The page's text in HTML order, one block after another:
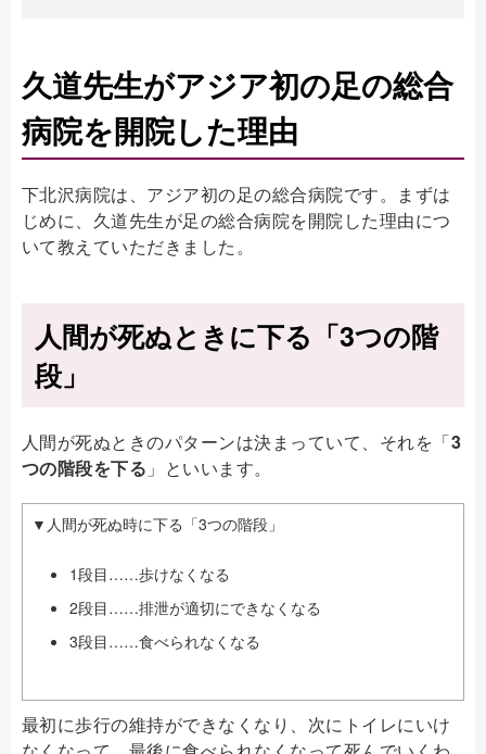
久道先生がアジア初の足の総合
病院を開院した理由
下北沢病院は、アジア初の足の総合病院です。まずは
じめに、久道先生が足の総合病院を開院した理由につ
いて教えていただきました。
人間が死ぬときに下る「3つの階
段」
人間が死ぬときのパターンは決まっていて、それを「3
つの階段を下る 」といいます。
▼人間が死ぬ時に下る「3つの階段」
1段目……歩けなくなる
2段目……排泄が適切にできなくなる
3段目……食べられなくなる
最初に歩行の維持ができなくなり、次にトイレにいけ